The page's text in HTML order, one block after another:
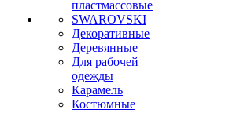
пластмассовые
SWAROVSKI
Декоративные
Деревянные
Для рабочей
одежды
Карамель
Костюмные